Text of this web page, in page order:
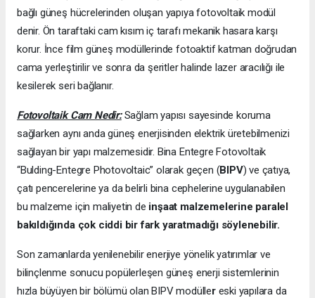
bağlı güneş hücrelerinden oluşan yapıya fotovoltaik modül
denir. Ön taraftaki cam kısım iç tarafı mekanik hasara karşı
korur. İnce film güneş modüllerinde fotoaktif katman doğrudan
cama yerleştirilir ve sonra da şeritler halinde lazer aracılığı ile
kesilerek seri bağlanır.
Fotovoltaik Cam Nedir:Sağlam yapısı sayesinde koruma
sağlarken aynı anda güneş enerjisinden elektrik üretebilmenizi
sağlayan bir yapı malzemesidir. Bina Entegre Fotovoltaik
“Bulding-Entegre Photovoltaic” olarak geçen (BIPV) ve çatıya,
çatı pencerelerine ya da belirli bina cephelerine uygulanabilen
bu malzeme için maliyetin de inşaat malzemelerine paralel
bakıldığında çok ciddi bir fark yaratmadığı söylenebilir.
Son zamanlarda yenilenebilir enerjiye yönelik yatırımlar ve
bilinçlenme sonucu popülerleşen güneş enerji sistemlerinin
hızla büyüyen bir bölümü olan BIPV modüller eski yapılara da